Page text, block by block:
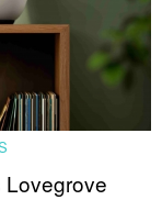
Lovegrove